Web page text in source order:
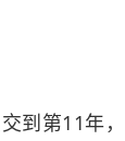
到第11年，